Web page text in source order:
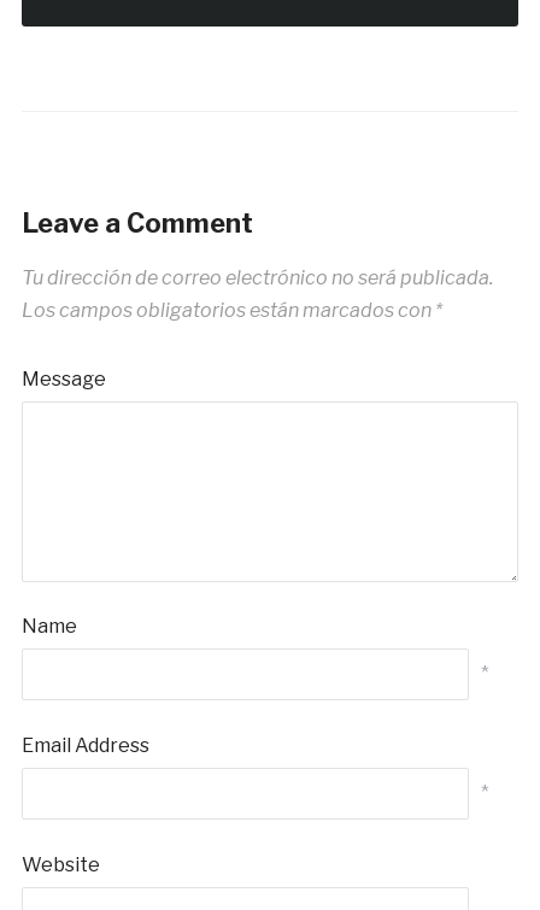
Leave a Comment
Tu dirección de correo electrónico no será publicada.
Los campos obligatorios están marcados con *
Message
Name
*
Email Address
*
Website